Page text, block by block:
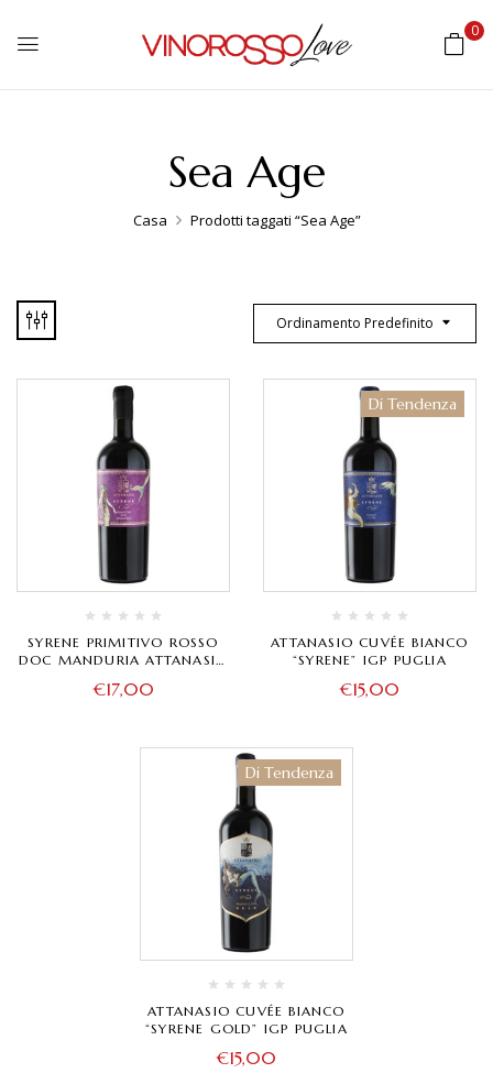
0
Sea Age
Casa Prodotti taggati “Sea Age”
Ordinamento Predefinito
SYRENE PRIMITIVO ROSSO
DOC MANDURIA ATTANASIO
€17,00
Di Tendenza
ATTANASIO CUVÉE BIANCO
“SYRENE” IGP PUGLIA
€15,00
Di Tendenza
ATTANASIO CUVÉE BIANCO
“SYRENE GOLD” IGP PUGLIA
€15,00